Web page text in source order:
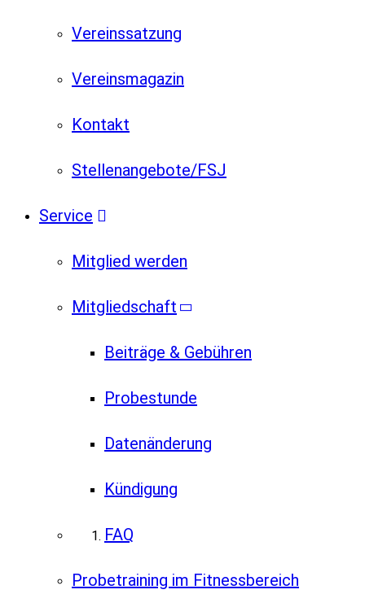
Vereinssatzung
Vereinsmagazin
Kontakt
Stellenangebote/FSJ
Service
Mitglied werden
Mitgliedschaft
Beiträge & Gebühren
Probestunde
Datenänderung
Kündigung
FAQ
Probetraining im Fitnessbereich